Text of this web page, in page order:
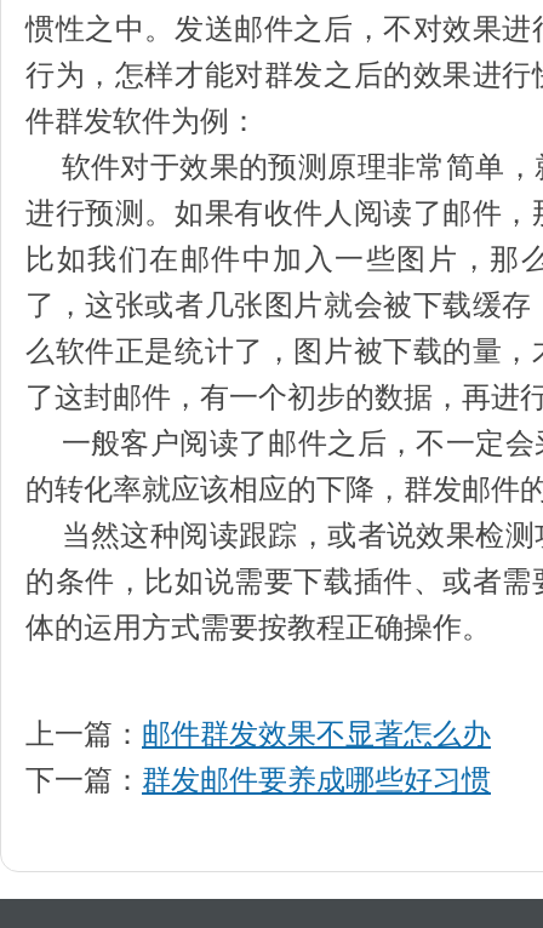
惯性之中。发送邮件之后，不对效果
行为，怎样才能对群发之后的效果进
件群发软件为例：
软件对于效果的预测原理非常简单，
进行预测。如果有收件人阅读了邮件
比如我们在邮件中加入一些图片，那
了，这张或者几张图片就会被下载缓
么软件正是统计了，图片被下载的量
了这封邮件，有一个初步的数据，再进
一般客户阅读了邮件之后，不一定会
的转化率就应该相应的下降，群发邮件
当然这种阅读跟踪，或者说效果检测
的条件，比如说需要下载插件、或者
体的运用方式需要按教程正确操作。
上一篇： 邮件群发效果不显著怎么办
下一篇： 群发邮件要养成哪些好习惯